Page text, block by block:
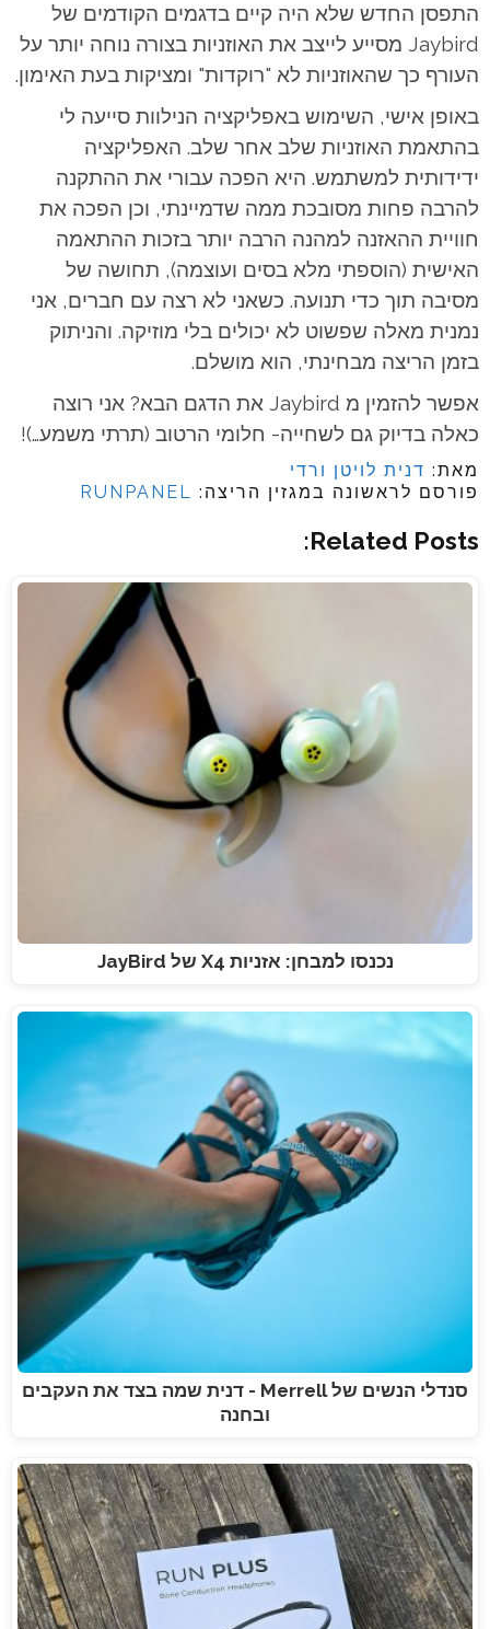
התפסן החדש שלא היה קיים בדגמים הקודמים של
Jaybird מסייע לייצב את האוזניות בצורה נוחה יותר על
העורף כך שהאוזניות לא "רוקדות" ומציקות בעת האימון.
באופן אישי, השימוש באפליקציה הנילוות סייעה לי
בהתאמת האוזניות שלב אחר שלב. האפליקציה
ידידותית למשתמש. היא הפכה עבורי את ההתקנה
להרבה פחות מסובכת ממה שדמיינתי, וכן הפכה את
חוויית ההאזנה למהנה הרבה יותר בזכות ההתאמה
האישית (הוספתי מלא בסים ועוצמה), תחושה של
מסיבה תוך כדי תנועה. כשאני לא רצה עם חברים, אני
נמנית מאלה שפשוט לא יכולים בלי מוזיקה. והניתוק
בזמן הריצה מבחינתי, הוא מושלם.
אפשר להזמין מ Jaybird את הדגם הבא? אני רוצה
כאלה בדיוק גם לשחייה- חלומי הרטוב (תרתי משמע…)!
מאת: דנית לויטן ורדי
פורסם לראשונה במגזין הריצה: RUNPANEL
Related Posts:
נכנסו למבחן: אזניות X4 של JayBird
סנדלי הנשים של Merrell - דנית שמה בצד את העקבים
ובחנה